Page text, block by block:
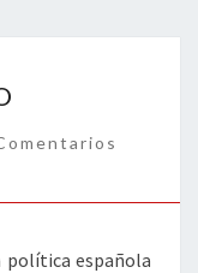
política española